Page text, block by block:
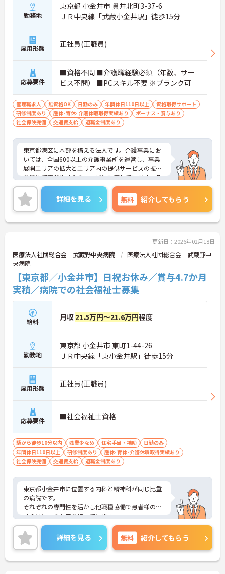
勤務地
東京都 小金井市 貫井北町3-37-6
ＪＲ中央線「武蔵小金井駅」徒歩15分
雇用形態 正社員(正職員)
応募要件
■資格不問 ■介護職経験必須（年数、サー
ビス不問） ■PCスキル不要 ※ブランク可
管理職求人 無資格OK 日勤のみ 年間休日110日以上
資格取得サポート
研修制度あり
産休･育休･介護休暇取得実績あり
ボーナス・賞与あり
社会保険完備
交通費支給 退職金制度あり
東京都港区に本部を構える法人です。介護事業にお
いては、全国600以上の介護事業所を運営し、事業
展開エリアの拡大とエリア内の提供サービスの拡充
を進めて高齢化社会のニーズに対応しています。多
職種との密な連携による「チームケア」で利用者の
暮らしをサポートしています。母体の安定より充実
した福利厚生等の待遇面も魅力です。ご興味のある
方には、面接対策ポイントなど、さらに詳細をお話
しいたしますのでお気軽にご相談ください！
詳細を見る 無料 紹介してもらう
更新日：2026年02月18日
医療法人社団総合会 武蔵野中央病院
医療法人社団総合会 武蔵野中
央病院
【東京都／小金井市】日祝お休み／賞与4.7か月
実積／病院での社会福祉士募集
給料 月収 21.5万円～21.6万円程度
勤務地
東京都 小金井市 東町1-44-26
ＪＲ中央線「東小金井駅」徒歩15分
雇用形態 正社員(正職員)
応募要件 ■社会福祉士資格
駅から徒歩10分以内 残業少なめ 住宅手当・補助
日勤のみ
年間休日110日以上
研修制度あり
産休･育休･介護休暇取得実績あり
社会保険完備
交通費支給 退職金制度あり
東京都小金井市に位置する内科と精神科が同じ比重
の病院です。
それぞれの専門性を活かし他職種協働で患者様の
「心と体」のケアを行っています。
基本日祝お休み、年間休日は110日あり、メリハリ
付けてご就業いただけます。
ご興味ある方には、面接対策ポイントなど、さらに
詳細をお話しいたしますのでお気軽にご相談くださ
い！
詳細を見る 無料 紹介してもらう